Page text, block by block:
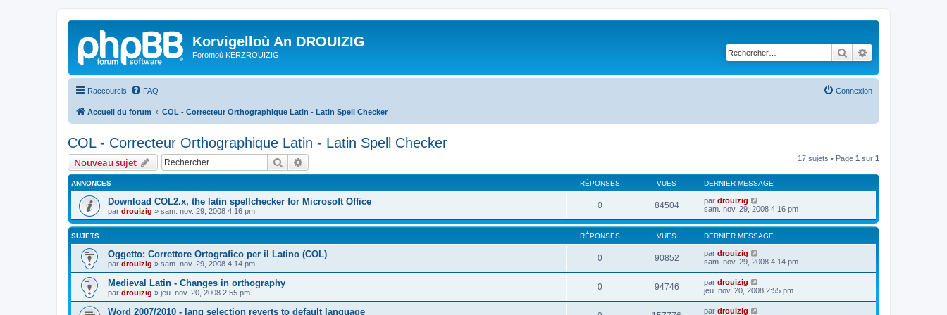
Korvigelloù An DROUIZIG
Foromoù KERZROUIZIG Rechercher
Raccourcis FAQ Connexion
Accueil du forum COL - Correcteur Orthographique Latin - Latin Spell Checker
COL - Correcteur Orthographique Latin - Latin Spell Checker
Nouveau sujet Rechercher 17 sujets • Page 1 sur 1
ANNONCES RÉPONSES VUES DERNIER MESSAGE
Download COL2.x, the latin spellchecker for Microsoft Office
par drouizig » sam. nov. 29, 2008 4:16 pm
0 84504 par drouizig
sam. nov. 29, 2008 4:16 pm
SUJETS RÉPONSES VUES DERNIER MESSAGE
Oggetto: Correttore Ortografico per il Latino (COL)
par drouizig » sam. nov. 29, 2008 4:14 pm
0 90852 par drouizig
sam. nov. 29, 2008 4:14 pm
Medieval Latin - Changes in orthography
par drouizig » jeu. nov. 20, 2008 2:55 pm
0 94746 par drouizig
jeu. nov. 20, 2008 2:55 pm
Word 2007/2010 - lang selection reverts to default language par drouizig